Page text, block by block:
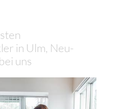
in Ulm, Neu-
uns